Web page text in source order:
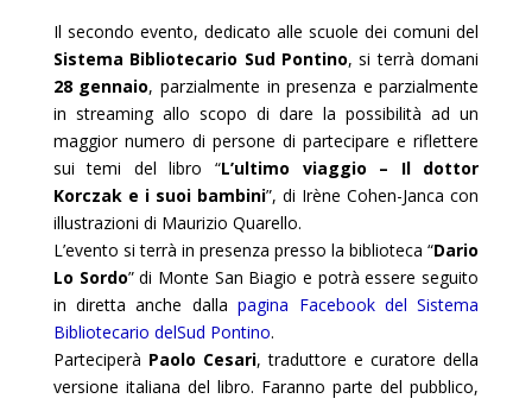
Il secondo evento, dedicato alle scuole dei comuni del
Sistema Bibliotecario Sud Pontino, si terrà domani
28 gennaio, parzialmente in presenza e parzialmente
in streaming allo scopo di dare la possibilità ad un
maggior numero di persone di partecipare e riflettere
sui temi del libro “L’ultimo viaggio – Il dottor
Korczak e i suoi bambini”, di Irène Cohen-Janca con
illustrazioni di Maurizio Quarello.
L’evento si terrà in presenza presso la biblioteca “Dario
Lo Sordo” di Monte San Biagio e potrà essere seguito
in diretta anche dallapagina Facebook del Sistema
Bibliotecario delSud Pontino.
Parteciperà Paolo Cesari, traduttore e curatore della
versione italiana del libro. Faranno parte del pubblico,